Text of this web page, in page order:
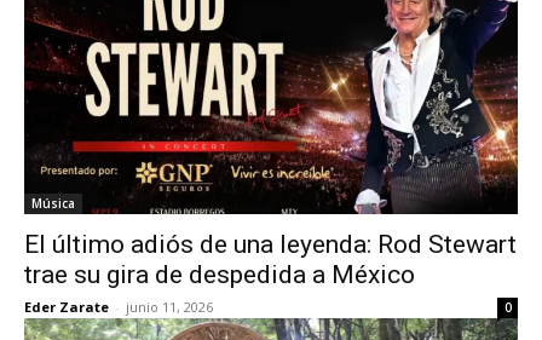
Música
El último adiós de una leyenda: Rod Stewart
trae su gira de despedida a México
Eder Zarate - junio 11, 2026 0